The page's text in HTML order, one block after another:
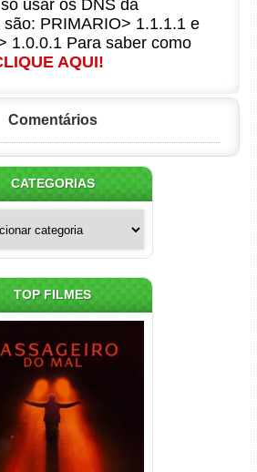
usar os DNS da
PRIMARIO> 1.1.1.1 e
1.0.0.1 Para saber como
AQUI!
Comentários
CATEGORIAS
TOP FILMES
do Mal Torrent
WEB-DL 1080p Dual